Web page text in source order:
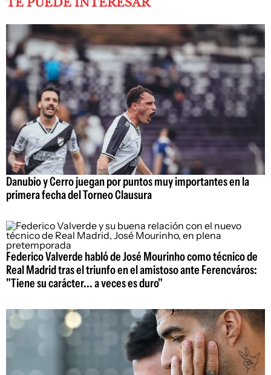
TE PUEDE INTERESAR
Danubio y Cerro juegan por puntos muy importantes en la
primera fecha del Torneo Clausura
Federico Valverde habló de José Mourinho como técnico de
Real Madrid tras el triunfo en el amistoso ante Ferencváros:
"Tiene su carácter... a veces es duro"